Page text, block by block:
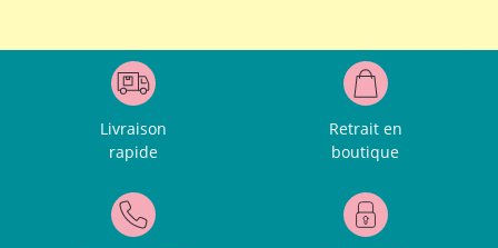
Livraison
rapide
Retrait en
boutique